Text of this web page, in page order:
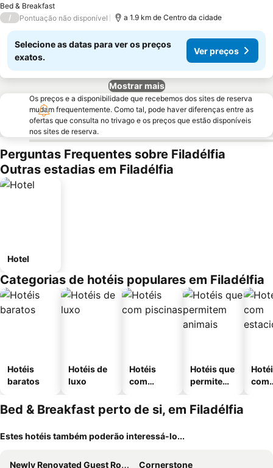
Bed & Breakfast
/ Pontuação não disponível a 1.9 km de Centro da cidade
Selecione as datas para ver os preços
exatos.
Ver preços
Mostrar mais
Os preços e a disponibilidade que recebemos dos sites de reserva
mudam frequentemente. Como tal, pode haver diferenças entre as
ofertas que consulta no trivago e os preços que estão disponíveis
nos sites de reserva.
Perguntas Frequentes sobre Filadélfia
Outras estadias em Filadélfia
Hotel
Categorias de hotéis populares em Filadélfia
Hotéis
baratos
Hotéis de
luxo
Hotéis
com
Hotéis que
permitem
com
Bed & Breakfast perto de si, em Filadélfia
Estes hotéis também poderão interessá-lo...
Newly Renovated Guest Rooms near Transportation
Cornerstone